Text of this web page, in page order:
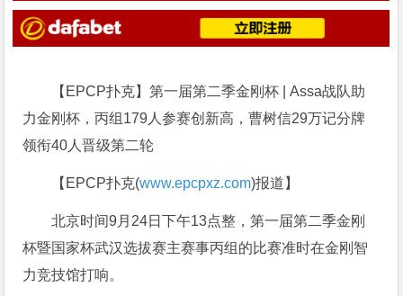
【EPCP扑克】第一届第二季金刚杯 | Assa战队助
力金刚杯，丙组179人参赛创新高，曹树信29万记分牌
领衔40人晋级第二轮
【EPCP扑克(www.epcpxz.com)报道】
北京时间9月24日下午13点整，第一届第二季金刚
杯暨国家杯武汉选拔赛主赛事丙组的比赛准时在金刚智
力竞技馆打响。